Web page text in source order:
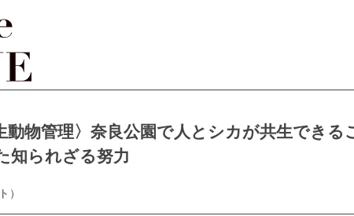
動物管理〉奈良公園で人とシカが共生でき
知られざる努力
）